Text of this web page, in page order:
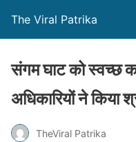
The Viral Patrika
संगम घाट को स्वच्छ
अधिकारियों ने किया
TheViral Patrika